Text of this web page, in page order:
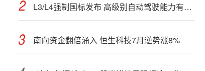
L3/L4强制国标发布 高级别自动驾驶能力有望看齐“老司机”
南向资金翻倍涌入 恒生科技7月逆势涨8%